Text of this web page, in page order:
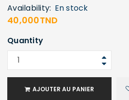
Availability: En stock
40,000TND
Quantity
AJOUTER AU PANIER